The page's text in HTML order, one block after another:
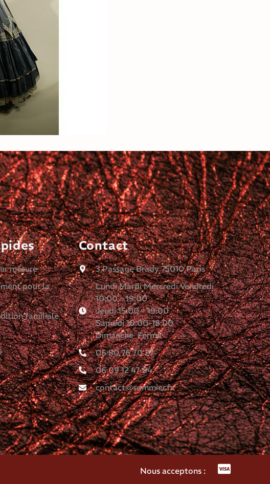
mesure
pour la
familiale
Contact
3 Passage Brady 75010 Paris
Lundi Mardi Mercredi Vendredi
10:00 - 19:00
Jeudi 15:00 - 19:00
Samedi 10:00-18:00
Dimanche Fermé
06 80 76 70 27
06 09 12 47 84
contact@sommier.fr
Nous acceptons :